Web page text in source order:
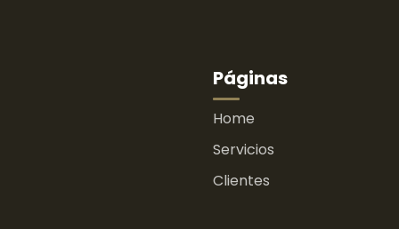
Páginas
Home
Servicios
Clientes